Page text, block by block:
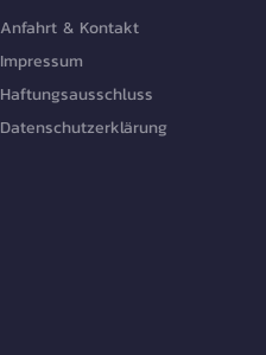
Anfahrt & Kontakt
Impressum
Haftungsausschluss
Datenschutzerklärung